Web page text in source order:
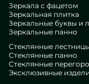
Зеркала с фацетом
Зеркальная плитка
Зеркальные буквы и
Зеркальные панно
Стеклянные
Стеклянные панно
Стеклянные
Эксклюзивные